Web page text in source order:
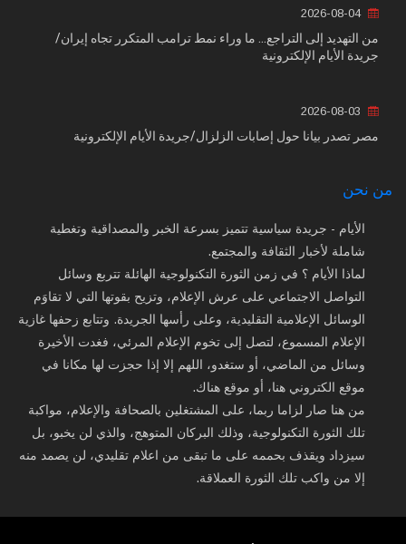
2026-08-04
من التهديد إلى التراجع... ما وراء نمط ترامب المتكرر تجاه إيران/
جريدة الأيام الإلكترونية
مصر تصدر بيانا حول إصابات الزلزال/جريدة الأيام الإلكترونية
من نحن
الأيام - جريدة سياسية تتميز بسرعة الخبر والمصداقية وتغطية
شاملة لأخبار الثقافة والمجتمع.
لماذا الأيام ؟ في زمن الثورة التكنولوجية الهائلة تتربع وسائل
التواصل الاجتماعي على عرش الإعلام، وتزيح بقوتها التي لا تقاوَم
الوسائل الإعلامية التقليدية، وعلى رأسها الجريدة. وتتابع زحفها غازية
الإعلام المسموع، لتصل إلى تخوم الإعلام المرئي، فغدت الأخيرة
وسائل من الماضي، أو ستغدو، اللهم إلا إذا حجزت لها مكانا في
موقع الكتروني هنا، أو موقع هناك.
من هنا صار لزاما ربما، على المشتغلين بالصحافة والإعلام، مواكبة
تلك الثورة التكنولوجية، وذلك البركان المتوهج، والذي لن يخبو، بل
سيزداد ويقذف بحممه على ما تبقى من اعلام تقليدي، لن يصمد منه
إلا من واكب تلك الثورة العملاقة.